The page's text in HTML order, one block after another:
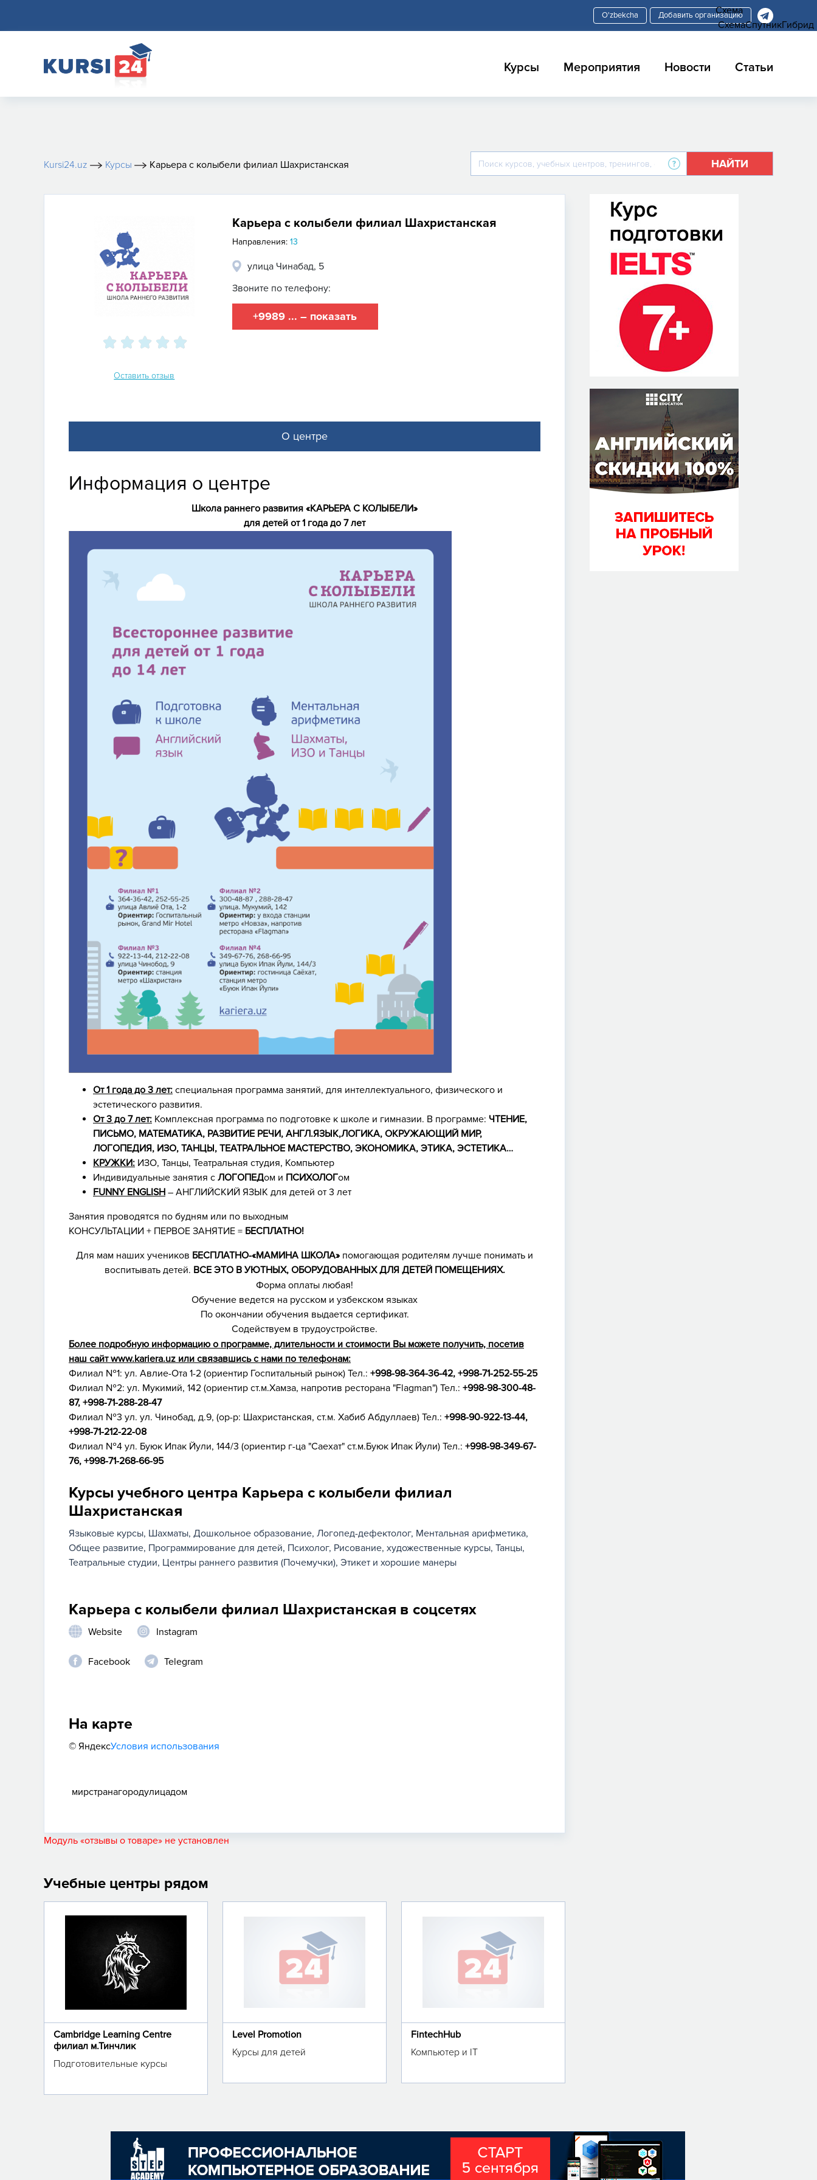
Добавить организацию
Курсы Мероприятия Новости Статьи
Kursi24.uz Курсы Карьера с колыбели филиал Шахристанская НАЙТИ
Оставить отзыв
Карьера с колыбели филиал Шахристанская
Направления: 13
улица Чинабад, 5
Звоните по телефону:
+9989 ... – показать
О центре
Информация о центре
Школа раннего развития «КАРЬЕРА С КОЛЫБЕЛИ»
для детей от 1 года до 7 лет
От 1 года до 3 лет: специальная программа занятий, для интеллектуального, физического и
эстетического развития.
От 3 до 7 лет: Комплексная программа по подготовке к школе и гимназии. В программе: ЧТЕНИЕ,
ПИСЬМО, МАТЕМАТИКА, РАЗВИТИЕ РЕЧИ, АНГЛ.ЯЗЫК,ЛОГИКА, ОКРУЖАЮЩИЙ МИР,
ЛОГОПЕДИЯ, ИЗО, ТАНЦЫ, ТЕАТРАЛЬНОЕ МАСТЕРСТВО, ЭКОНОМИКА, ЭТИКА, ЭСТЕТИКА…
КРУЖКИ: ИЗО, Танцы, Театральная студия, Компьютер
Индивидуальные занятия с ЛОГОПЕДом и ПСИХОЛОГом
FUNNY ENGLISH – АНГЛИЙСКИЙ ЯЗЫК для детей от 3 лет
Занятия проводятся по будням или по выходным
КОНСУЛЬТАЦИИ + ПЕРВОЕ ЗАНЯТИЕ = БЕСПЛАТНО!
Для мам наших учеников БЕСПЛАТНО-«МАМИНА ШКОЛА» помогающая родителям лучше понимать и
воспитывать детей. ВСЕ ЭТО В УЮТНЫХ, ОБОРУДОВАННЫХ ДЛЯ ДЕТЕЙ ПОМЕЩЕНИЯХ.
Форма оплаты любая!
Обучение ведется на русском и узбекском языках
По окончании обучения выдается сертификат.
Содействуем в трудоустройстве.
Более подробную информацию о программе, длительности и стоимости Вы можете получить, посетив
наш сайт www.kariera.uz или связавшись с нами по телефонам:
Филиал №1: ул. Авлие-Ота 1-2 (ориентир Госпитальный рынок) Тел.: +998-98-364-36-42, +998-71-252-55-25
Филиал №2: ул. Мукимий, 142 (ориентир ст.м.Хамза, напротив ресторана "Flagman") Тел.: +998-98-300-48-
87, +998-71-288-28-47
Филиал №3 ул. ул. Чинобад, д.9, (ор-р: Шахристанская, ст.м. Хабиб Абдуллаев) Тел.: +998-90-922-13-44,
+998-71-212-22-08
Филиал №4 ул. Буюк Ипак Йули, 144/3 (ориентир г-ца "Саехат" ст.м.Буюк Ипак Йули) Тел.: +998-98-349-67-
76, +998-71-268-66-95
Курсы учебного центра Карьера с колыбели филиал
Шахристанская
Языковые курсы Шахматы Дошкольное образование Логопед-дефектолог Ментальная арифметика
Общее развитие Программирование для детей Психолог Рисование, художественные курсы Танцы
Театральные студии Центры раннего развития (Почемучки) Этикет и хорошие манеры
Карьера с колыбели филиал Шахристанская в соцсетях
Website Instagram
Facebook Telegram
На карте
© ЯндексУсловия использования
Схема
СхемаСпутникГибрид
мирстранагородулицадом
Модуль «отзывы о товаре» не установлен
Учебные центры рядом
Cambridge Learning Centre
филиал м.Тинчлик
Подготовительные курсы
Level Promotion
Курсы для детей
FintechHub
Компьютер и IT